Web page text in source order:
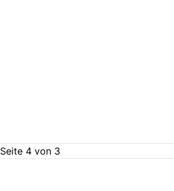
Seite 4von 3